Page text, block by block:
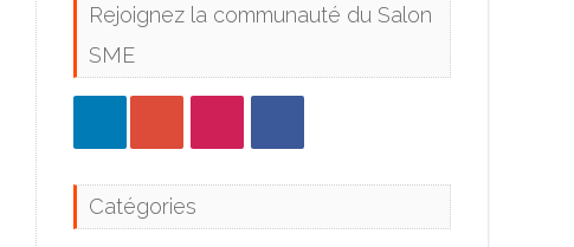
Rejoignez la communauté du Salon
SME
Catégories